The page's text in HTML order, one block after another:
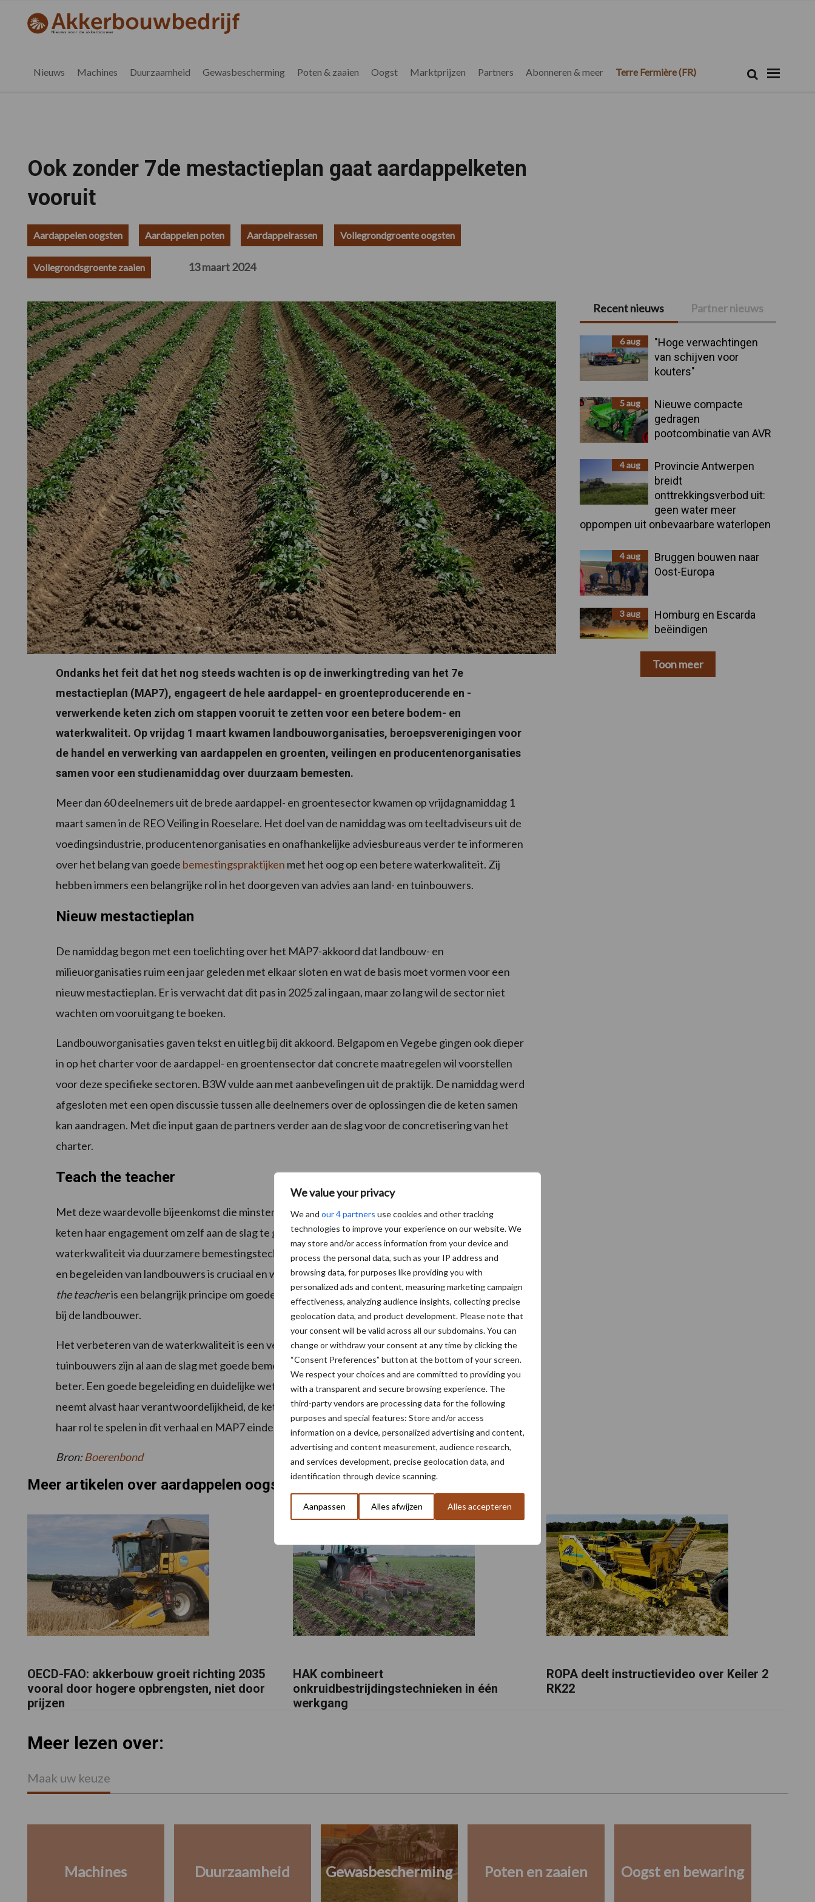
We value your privacy
We and our 4 partners use cookies and other tracking
technologies to improve your experience on our website. We
may store and/or access information from your device and
process the personal data, such as your IP address and
browsing data, for purposes like providing you with
personalized ads and content, measuring marketing campaign
effectiveness, analyzing audience insights, collecting precise
geolocation data, and product development. Please note that
your consent will be valid across all our subdomains. You can
change or withdraw your consent at any time by clicking the
“Consent Preferences” button at the bottom of your screen.
We respect your choices and are committed to providing you
with a transparent and secure browsing experience. The
third-party vendors are processing data for the following
purposes and special features: Store and/or access
information on a device, personalized advertising and content,
advertising and content measurement, audience research,
and services development, precise geolocation data, and
identification through device scanning.
Aanpassen Alles afwijzen Alles accepteren
hoofdnavigatie
eerste
voettekst
akkerbouwbedrijf.be
Nieuws
Nieuws Machines Duurzaamheid Gewasbescherming Poten & zaaien Oogst Marktprijzen Partners Abonneren & meer Terre Fermière (FR) Zoek
Ook zonder 7de mestactieplan gaat aardappelketen
vooruit
Aardappelen oogsten Aardappelen poten Aardappelrassen Vollegrondgroente oogsten
Vollegrondsgroente zaaien 13 maart 2024
Ondanks het feit dat het nog steeds wachten is op de inwerkingtreding van het 7e
mestactieplan (MAP7), engageert de hele aardappel- en groenteproducerende en -
verwerkende keten zich om stappen vooruit te zetten voor een betere bodem- en
waterkwaliteit. Op vrijdag 1 maart kwamen landbouworganisaties, beroepsverenigingen voor
de handel en verwerking van aardappelen en groenten, veilingen en producentenorganisaties
samen voor een studienamiddag over duurzaam bemesten.
Meer dan 60 deelnemers uit de brede aardappel- en groentesector kwamen op vrijdagnamiddag 1
maart samen in de REO Veiling in Roeselare. Het doel van de namiddag was om teeltadviseurs uit de
voedingsindustrie, producentenorganisaties en onafhankelijke adviesbureaus verder te informeren
over het belang van goede bemestingspraktijken met het oog op een betere waterkwaliteit. Zij
hebben immers een belangrijke rol in het doorgeven van advies aan land- en tuinbouwers.
Nieuw mestactieplan
De namiddag begon met een toelichting over het MAP7-akkoord dat landbouw- en
milieuorganisaties ruim een jaar geleden met elkaar sloten en wat de basis moet vormen voor een
nieuw mestactieplan. Er is verwacht dat dit pas in 2025 zal ingaan, maar zo lang wil de sector niet
wachten om vooruitgang te boeken.
Landbouworganisaties gaven tekst en uitleg bij dit akkoord. Belgapom en Vegebe gingen ook dieper
in op het charter voor de aardappel- en groentensector dat concrete maatregelen wil voorstellen
voor deze specifieke sectoren. B3W vulde aan met aanbevelingen uit de praktijk. De namiddag werd
afgesloten met een open discussie tussen alle deelnemers over de oplossingen die de keten samen
kan aandragen. Met die input gaan de partners verder aan de slag voor de concretisering van het
charter.
Teach the teacher
Met deze waardevolle bijeenkomst die minstens één keer per jaar herhaald zal zijn benadrukt de hele
keten haar engagement om zelf aan de slag te gaan voor een verbetering van de bodem- en
waterkwaliteit via duurzamere bemestingstechnieken. De rol die adviseurs spelen in het informeren
en begeleiden van landbouwers is cruciaal en wordt via dit initiatief erkend en gestimuleerd.
the teacheris een belangrijk principe om goede bemestingpraktijken verder ingang te doen vinden
bij de landbouwer.
Het verbeteren van de waterkwaliteit is een verantwoordelijkheid die iedereen aangaat. Land- en
tuinbouwers zijn al aan de slag met goede bemestingspraktijken maar dit moet en kan absoluut nog
beter. Een goede begeleiding en duidelijke wetgeving is cruciaal om die stappen te zetten. De sector
neemt alvast haar verantwoordelijkheid, de ketenpartners roepen de overheid dan ook op om ook
haar rol te spelen in dit verhaal en MAP7 eindelijk om te zetten in wetgeving.
Bron:Boerenbond
Primaire
Sidebar
Recent nieuws Partner nieuws
6 aug
"Hoge verwachtingen
van schijven voor
kouters"
5 aug
Nieuwe compacte
gedragen
pootcombinatie van AVR
4 aug
Provincie Antwerpen
breidt
onttrekkingsverbod uit:
geen water meer
oppompen uit onbevaarbare waterlopen
4 aug
Bruggen bouwen naar
Oost-Europa
3 aug
Homburg en Escarda
beëindigen
Toon meer
Meer artikelen over aardappelen oogsten
OECD-FAO: akkerbouw groeit richting 2035
vooral door hogere opbrengsten, niet door
prijzen
HAK combineert
onkruidbestrijdingstechnieken in één
werkgang
ROPA deelt instructievideo over Keiler 2
RK22
Meer lezen over:
Maak uw keuze
Machines Duurzaamheid Gewasbescherming Poten en zaaien Oogst en bewaring